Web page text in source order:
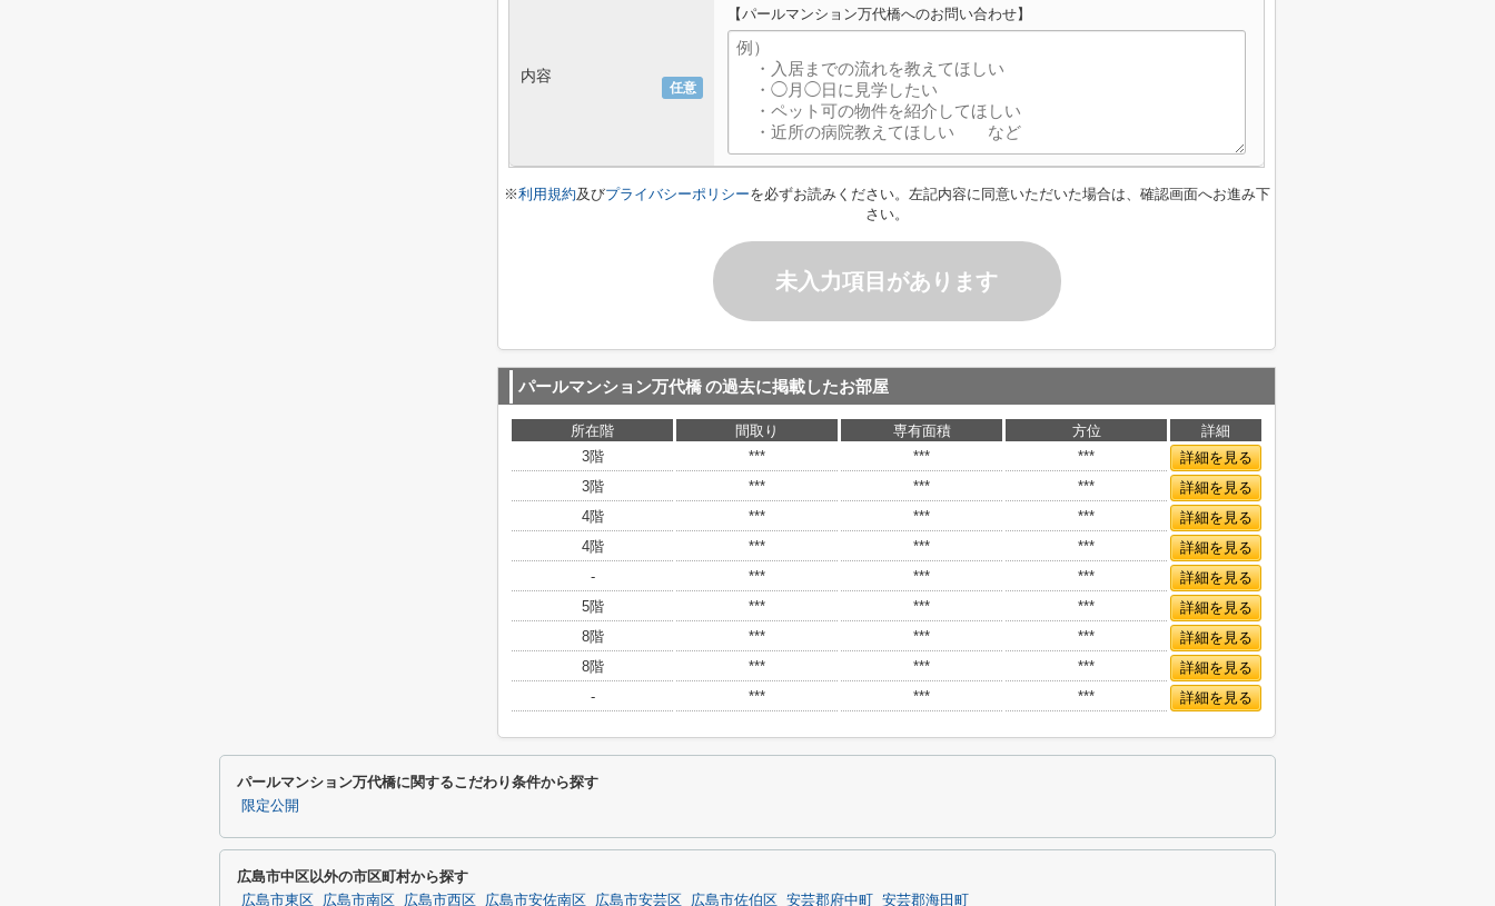
任意
内容
【パールマンション万代橋へのお問い合わせ】
※利用規約及びプライバシーポリシーを必ずお読みください。左記内容に同意いただいた場合は、確認画面へお進み下
さい。
未入力項目があります
パールマンション万代橋の過去に掲載したお部屋
所在階 間取り 専有面積 方位
詳細
3階
*** *** ***
詳細を見る
3階
*** *** ***
詳細を見る
4階
*** *** ***
詳細を見る
4階
*** *** ***
詳細を見る
-
*** *** ***
詳細を見る
5階
*** *** ***
詳細を見る
8階
*** *** ***
詳細を見る
8階
*** *** ***
詳細を見る
-
*** *** *** 詳細を見る
パールマンション万代橋に関するこだわり条件から探す
限定公開
広島市中区以外の市区町村から探す
広島市東区 広島市南区 広島市西区 広島市安佐南区 広島市安芸区 広島市佐伯区 安芸郡府中町 安芸郡海田町